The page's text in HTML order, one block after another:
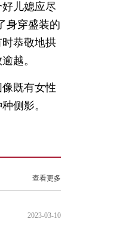
儿媳应尽
身穿盛装的
恭敬地拱
越。
既有女性
侧影。
查看更多
2023-03-10